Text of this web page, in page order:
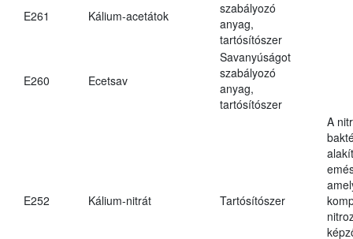
E261 Kálium-acetátok
szabályozó
anyag,
tartósítószer
E260 Ecetsav
Savanyúságot
szabályozó
anyag,
tartósítószer
E252 Kálium-nitrát Tartósítószer
A